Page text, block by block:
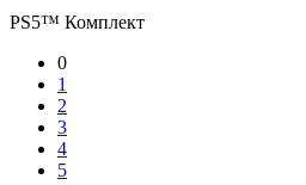
PS5™ Комплект
0
1
2
3
4
5